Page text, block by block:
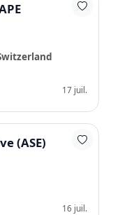
17 juil.
(ASE)
16 juil.